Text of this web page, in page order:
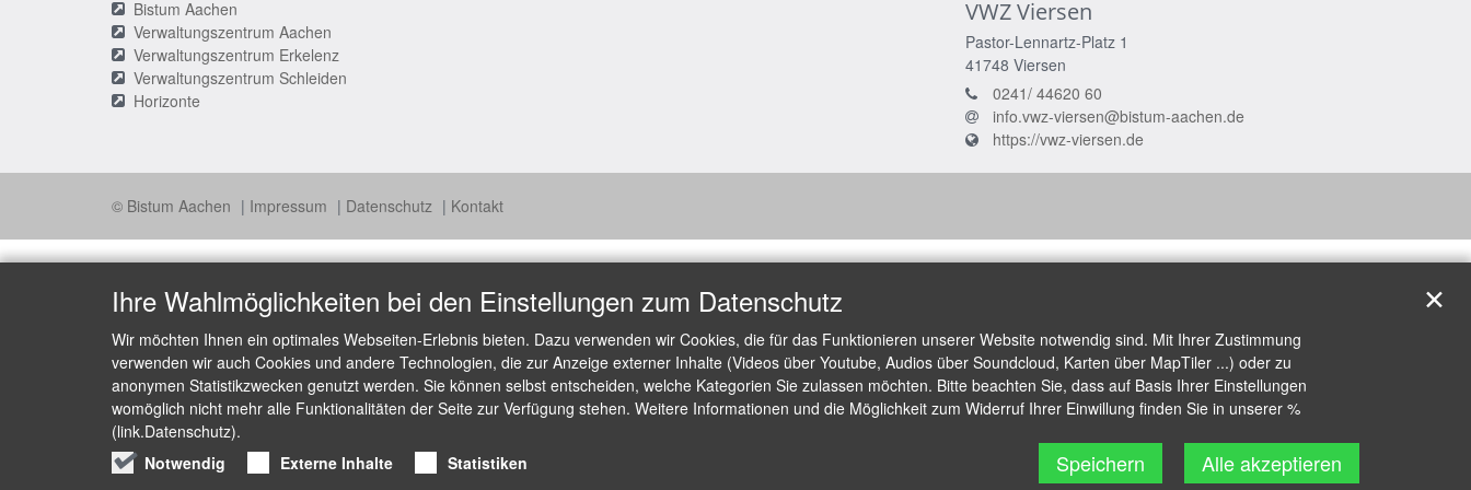
Bistum Aachen
Verwaltungszentrum Aachen
Verwaltungszentrum Erkelenz
Verwaltungszentrum Schleiden
Horizonte
VWZ Viersen
Pastor-Lennartz-Platz 1
41748 Viersen
0241/ 44620 60
info.vwz-viersen@bistum-aachen.de
https://vwz-viersen.de
© Bistum Aachen Impressum Datenschutz Kontakt
Ihre Wahlmöglichkeiten bei den Einstellungen zum Datenschutz
Wir möchten Ihnen ein optimales Webseiten-Erlebnis bieten. Dazu verwenden wir Cookies, die für das Funktionieren unserer Website notwendig sind. Mit Ihrer Zustimmung
verwenden wir auch Cookies und andere Technologien, die zur Anzeige externer Inhalte (Videos über Youtube, Audios über Soundcloud, Karten über MapTiler ...) oder zu
anonymen Statistikzwecken genutzt werden. Sie können selbst entscheiden, welche Kategorien Sie zulassen möchten. Bitte beachten Sie, dass auf Basis Ihrer Einstellungen
womöglich nicht mehr alle Funktionalitäten der Seite zur Verfügung stehen. Weitere Informationen und die Möglichkeit zum Widerruf Ihrer Einwillung finden Sie in unserer %
(link.Datenschutz).
Notwendig
Externe Inhalte Statistiken Speichern Alle akzeptieren
✕